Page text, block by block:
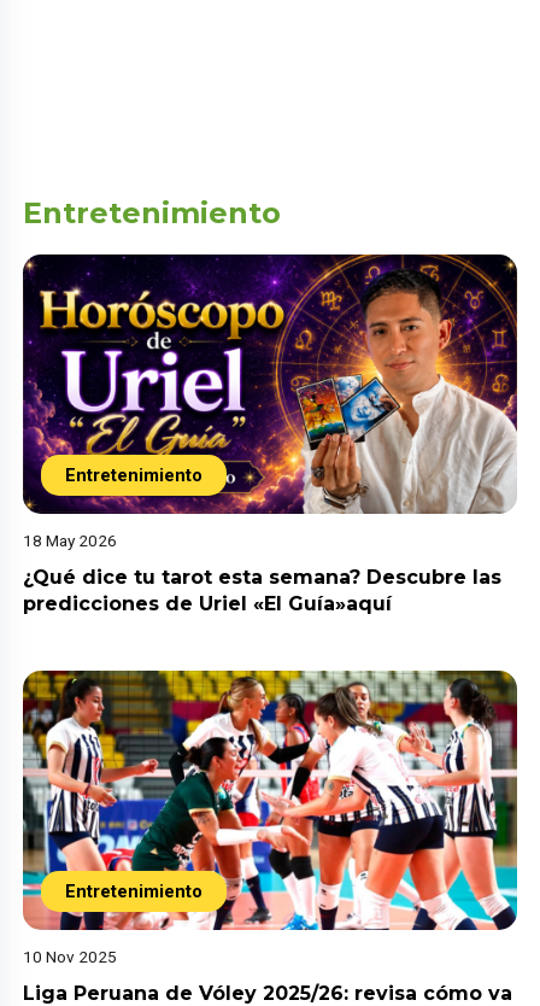
Entretenimiento
Entretenimiento
18 May 2026
¿Qué dice tu tarot esta semana? Descubre las
predicciones de Uriel «El Guía»aquí
Entretenimiento
10 Nov 2025
Liga Peruana de Vóley 2025/26: revisa cómo va